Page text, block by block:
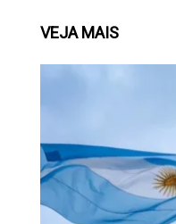
VEJAMAIS